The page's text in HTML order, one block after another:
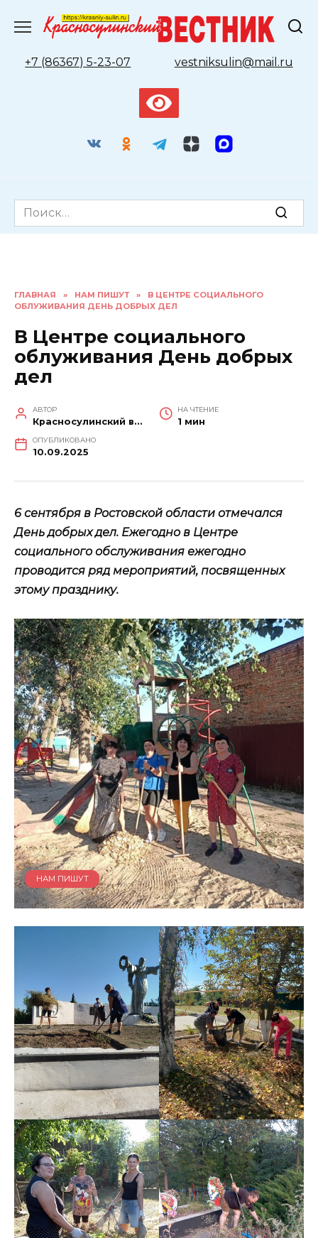
содержанию
+7 (86367) 5-23-07
vestniksulin@mail.ru
Search
for:
ГЛАВНАЯ » НАМ ПИШУТ »
В ЦЕНТРЕ СОЦИАЛЬНОГО
ОБЛУЖИВАНИЯ ДЕНЬ ДОБРЫХ ДЕЛ
В Центре социального
облуживания День добрых
дел
АВТОР
Красносулинский вестник
НА ЧТЕНИЕ
1 мин
ОПУБЛИКОВАНО
10.09.2025
6 сентября в Ростовской области отмечался
День добрых дел. Ежегодно в Центре
социального обслуживания ежегодно
проводится ряд мероприятий, посвященных
этому празднику.
НАМ ПИШУТ